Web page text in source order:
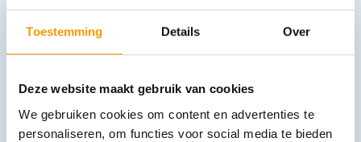
Toestemming Details Over
Deze website maakt gebruik van cookies
We gebruiken cookies om content en advertenties te
personaliseren, om functies voor social media te bieden
€ 6,70 – € 13,60 incl. btw
Opties bekijken